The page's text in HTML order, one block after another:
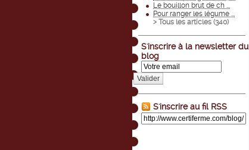
Le bouillon brut de ch ...
Pour ranger les légume ...
> Tous les articles (340)
S'inscrire à la newsletter du
blog
Valider
S'inscrire au fil RSS